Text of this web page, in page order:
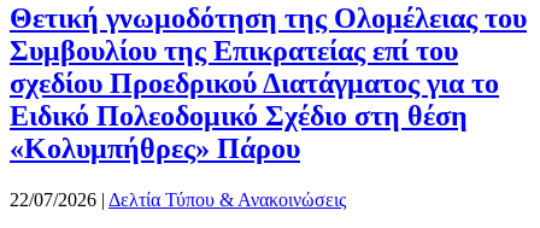
Θετική γνωμοδότηση της Ολομέλειας του
Συμβουλίου της Επικρατείας επί του
σχεδίου Προεδρικού Διατάγματος για το
Ειδικό Πολεοδομικό Σχέδιο στη θέση
«Κολυμπήθρες» Πάρου
22/07/2026 | Δελτία Τύπου & Ανακοινώσεις